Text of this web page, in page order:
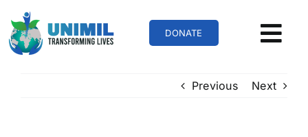
content
DONATE
Previous Next